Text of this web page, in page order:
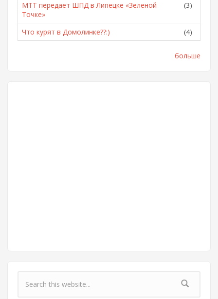
МТТ передает ШПД в Липецке «Зеленой
Точке»
(3)
Что курят в Домолинке??:) (4)
больше
Форма поиска